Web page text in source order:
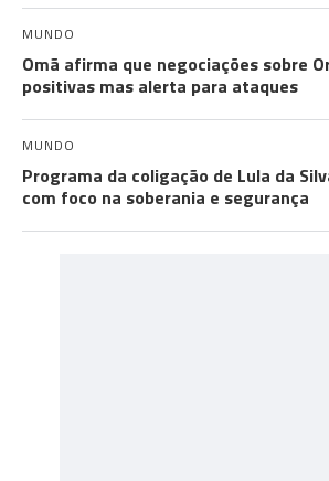
MUNDO
Omã afirma que negociações sobre
positivas mas alerta para ataques
MUNDO
Programa da coligação de Lula da
com foco na soberania e segurança